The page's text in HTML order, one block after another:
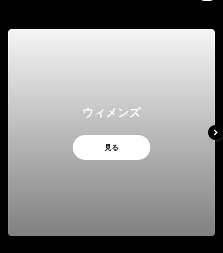
ウィメンズ
見る